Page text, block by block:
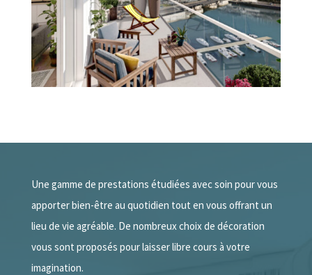
Une gamme de prestations étudiées avec soin pour vous
apporter bien-être au quotidien tout en vous offrant un
lieu de vie agréable. De nombreux choix de décoration
vous sont proposés pour laisser libre cours à votre
imagination.